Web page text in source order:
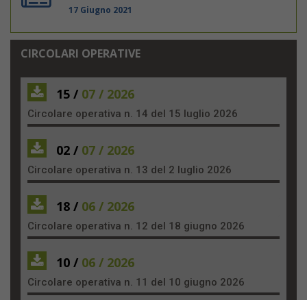
17 Giugno 2021
CIRCOLARI OPERATIVE
15 / 07 / 2026
Circolare operativa n. 14 del 15 luglio 2026
02 / 07 / 2026
Circolare operativa n. 13 del 2 luglio 2026
18 / 06 / 2026
Circolare operativa n. 12 del 18 giugno 2026
10 / 06 / 2026
Circolare operativa n. 11 del 10 giugno 2026